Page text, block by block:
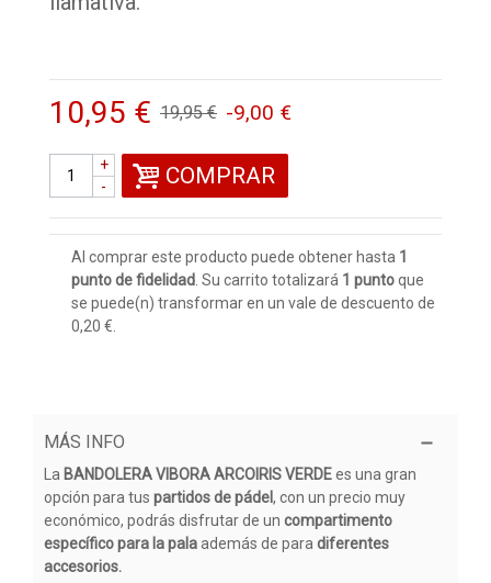
10,95 € 19,95 € -9,00 €
-
+ COMPRAR
Al comprar este producto puede obtener hasta 1
punto de fidelidad . Su carrito totalizará 1 puntoque
se puede(n) transformar en un vale de descuento de
0,20 €
MÁS INFO
La BANDOLERA VIBORA ARCOIRIS VERDEes una gran
opción para tus partidos de pádel, con un precio muy
económico, podrás disfrutar de un compartimento
específico para la palaademás de para diferentes
accesorios.